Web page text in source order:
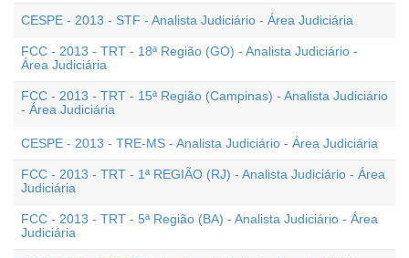
CESPE - 2013 - STF - Analista Judiciário - Área Judiciária
FCC - 2013 - TRT - 18ª Região (GO) - Analista Judiciário -
Área Judiciária
FCC - 2013 - TRT - 15ª Região (Campinas) - Analista Judiciário
- Área Judiciária
CESPE - 2013 - TRE-MS - Analista Judiciário - Área Judiciária
FCC - 2013 - TRT - 1ª REGIÃO (RJ) - Analista Judiciário - Área
Judiciária
FCC - 2013 - TRT - 5ª Região (BA) - Analista Judiciário - Área
Judiciária